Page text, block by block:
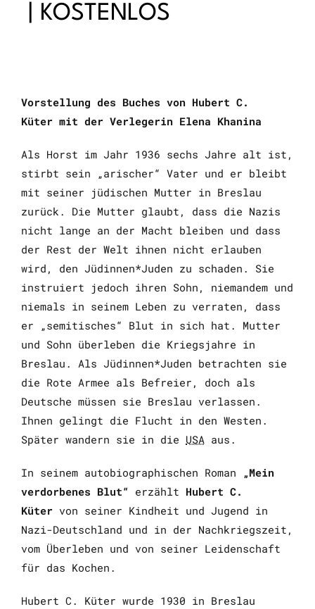
KOSTENLOS
Vorstellung des Buches von Hubert C.
Küter mit der Verlegerin Elena Khanina
Als Horst im Jahr 1936 sechs Jahre alt ist,
stirbt sein „arischer“ Vater und er bleibt
mit seiner jüdischen Mutter in Breslau
zurück. Die Mutter glaubt, dass die Nazis
nicht lange an der Macht bleiben und dass
der Rest der Welt ihnen nicht erlauben
wird, den Jüdinnen*Juden zu schaden. Sie
instruiert jedoch ihren Sohn, niemandem und
niemals in seinem Leben zu verraten, dass
er „semitisches“ Blut in sich hat. Mutter
und Sohn überleben die Kriegsjahre in
Breslau. Als Jüdinnen*Juden betrachten sie
die Rote Armee als Befreier, doch als
Deutsche müssen sie Breslau verlassen.
Ihnen gelingt die Flucht in den Westen.
Später wandern sie in die USA aus.
In seinem autobiographischen Roman „Mein
verdorbenes Blut“ erzählt Hubert C.
Küter von seiner Kindheit und Jugend in
Nazi-Deutschland und in der Nachkriegszeit,
vom Überleben und von seiner Leidenschaft
für das Kochen.
Hubert C. Küter wurde 1930 in Breslau